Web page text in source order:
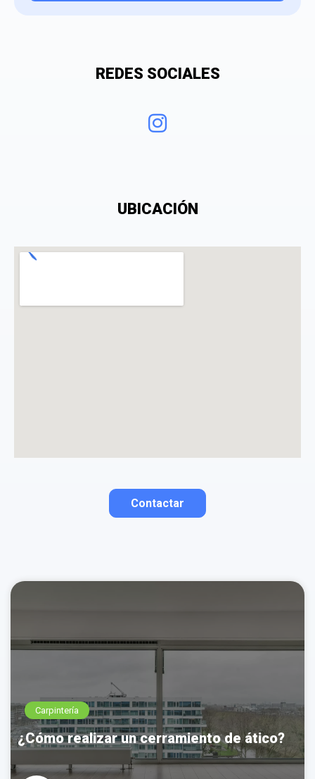
Consiento el tratamiento de mis datos personales
con el fin de añadir una opinión sobre un
REDES SOCIALES
UBICACIÓN
Contactar
Carpintería
¿Cómo realizar un cerramiento de ático?